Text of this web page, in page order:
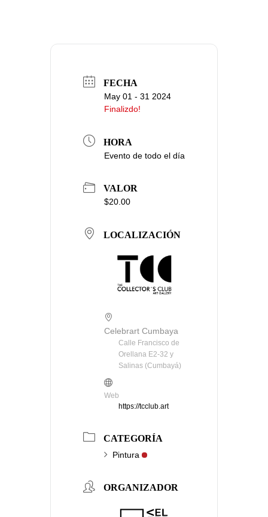
FECHA
May 01 - 31 2024
Finalizdo!
HORA
Evento de todo el día
VALOR
$20.00
LOCALIZACIÓN
Celebrart Cumbaya
Calle Francisco de
Orellana E2-32 y
Salinas (Cumbayá)
Web
https://tcclub.art
CATEGORÍA
Pintura
ORGANIZADOR